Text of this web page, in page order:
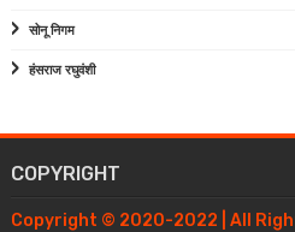
सोनू निगम
हंसराज रघुवंशी
COPYRIGHT
Copyright © 2020-2022 | All